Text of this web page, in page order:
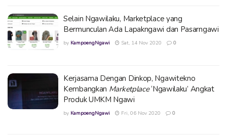
Selain Ngawilaku, Marketplace yang
Bermunculan Ada Lapakngawi dan Pasarngawi
by KampoengNgawi Sat, 14 Nov 2020 0
Kerjasama Dengan Dinkop, Ngawitekno
Kembangkan Marketplace‘Ngawilaku’ Angkat
Produk UMKM Ngawi
by KampoengNgawi Fri, 06 Nov 2020 0